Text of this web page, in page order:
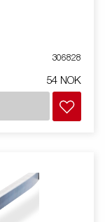
306828
54 NOK